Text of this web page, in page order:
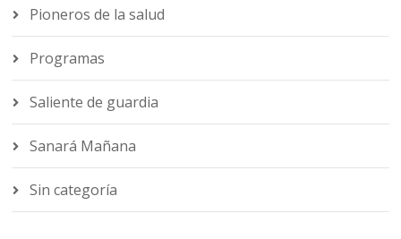
Pioneros de la salud
Programas
Saliente de guardia
Sanará Mañana
Sin categoría